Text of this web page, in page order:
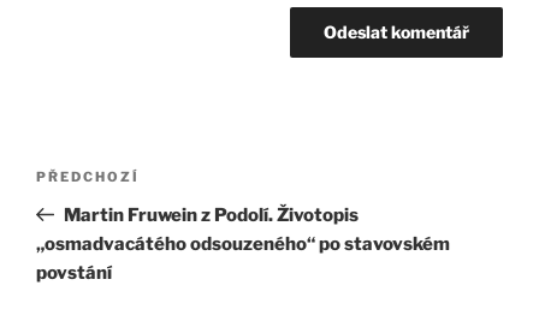
Navigace
příspěvek
Předchozí
příspěvek
PŘEDCHOZÍ
Martin Fruwein z Podolí. Životopis
„osmadvacátého odsouzeného“ po stavovském
povstání